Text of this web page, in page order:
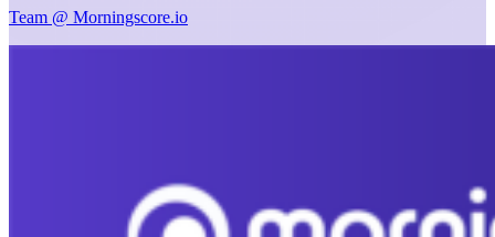
Team @ Morningscore.io